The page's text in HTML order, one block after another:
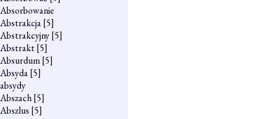
Absorbowanie
Abstrakcja[5]
Abstrakcyjny[5]
Abstrakt[5]
Absurdum[5]
Absyda[5]
absydy
Abszach[5]
Abszlus [5]